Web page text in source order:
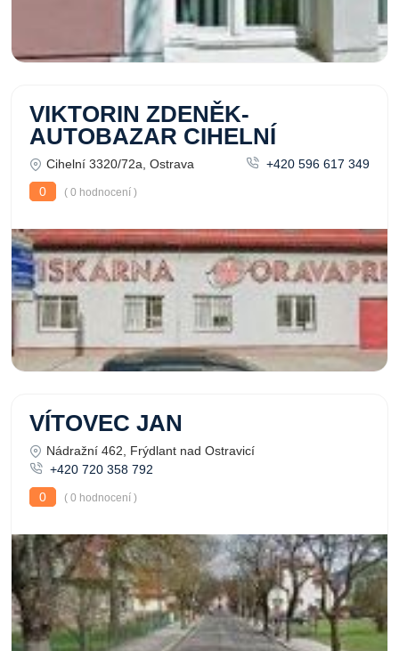
VIKTORIN ZDENĚK-
AUTOBAZAR CIHELNÍ
Cihelní 3320/72a, Ostrava
+420 596 617 349
0
( 0 hodnocení )
VÍTOVEC JAN
Nádražní 462, Frýdlant nad Ostravicí
+420 720 358 792
0
( 0 hodnocení )